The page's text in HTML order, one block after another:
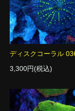
ディスクコーラル
3,300円(税込)